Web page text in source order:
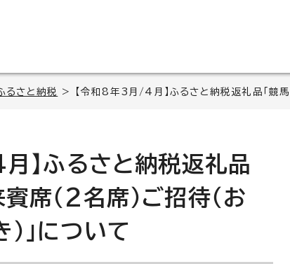
るさと納税 > 【令和8年3月/4月】ふるさと納税返礼品「競馬
】ふるさと納税返礼品
席（2名席）ご招待（お
」について